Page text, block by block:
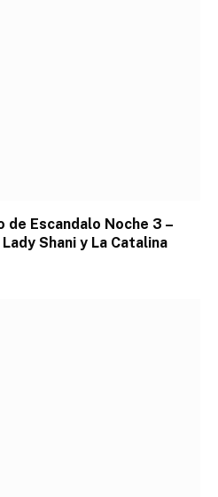
de Escandalo Noche 3 –
Shani y La Catalina